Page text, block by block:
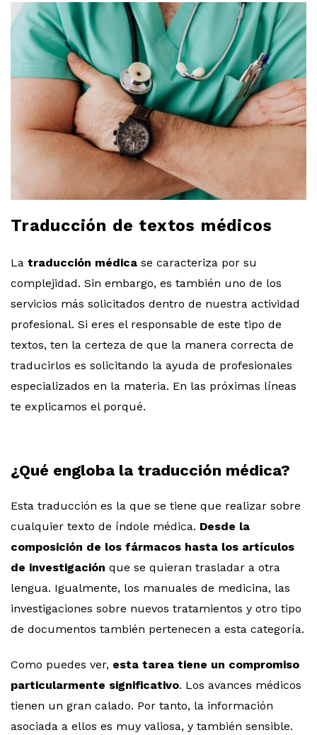
r
o
b
o
g
Traducción de textos médicos
La traducción médica se caracteriza por su
complejidad. Sin embargo, es también uno de los
servicios más solicitados dentro de nuestra actividad
profesional. Si eres el responsable de este tipo de
textos, ten la certeza de que la manera correcta de
traducirlos es solicitando la ayuda de profesionales
especializados en la materia. En las próximas líneas
te explicamos el porqué.
¿Qué engloba la traducción médica?
Esta traducción es la que se tiene que realizar sobre
cualquier texto de índole médica. Desde la
composición de los fármacos hasta los artículos
de investigación que se quieran trasladar a otra
lengua. Igualmente, los manuales de medicina, las
investigaciones sobre nuevos tratamientos y otro tipo
de documentos también pertenecen a esta categoría.
Como puedes ver, esta tarea tiene un compromiso
particularmente significativo. Los avances médicos
tienen un gran calado. Por tanto, la información
asociada a ellos es muy valiosa, y también sensible.